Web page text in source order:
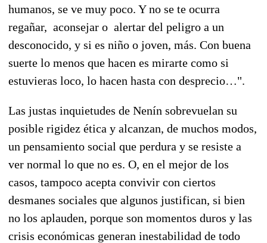
humanos, se ve muy poco. Y no se te ocurra
regañar, aconsejar o alertar del peligro a un
desconocido, y si es niño o joven, más. Con buena
suerte lo menos que hacen es mirarte como si
estuvieras loco, lo hacen hasta con desprecio…".
Las justas inquietudes de Nenín sobrevuelan su
posible rigidez ética y alcanzan, de muchos modos,
un pensamiento social que perdura y se resiste a
ver normal lo que no es. O, en el mejor de los
casos, tampoco acepta convivir con ciertos
desmanes sociales que algunos justifican, si bien
no los aplauden, porque son momentos duros y las
crisis económicas generan inestabilidad de todo